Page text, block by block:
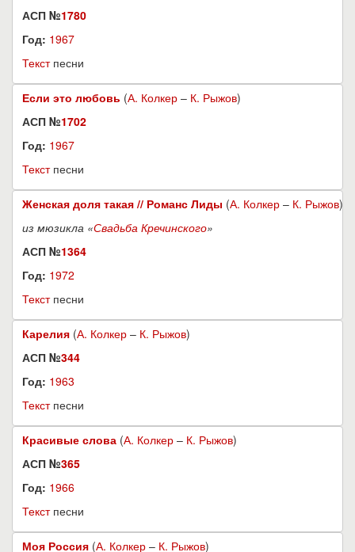
АСП №1780
Год: 1967
Текстпесни
Если это любовь (А. Колкер – К. Рыжов)
АСП №1702
Год: 1967
Текстпесни
Женская доля такая // Романс Лиды (А. Колкер – К. Рыжов)
из мюзикла «Свадьба Кречинского»
АСП №1364
Год: 1972
Текстпесни
Карелия (А. Колкер – К. Рыжов)
АСП №344
Год: 1963
Текстпесни
Красивые слова (А. Колкер – К. Рыжов)
АСП №365
Год: 1966
Текстпесни
Моя Россия (А. Колкер – К. Рыжов)